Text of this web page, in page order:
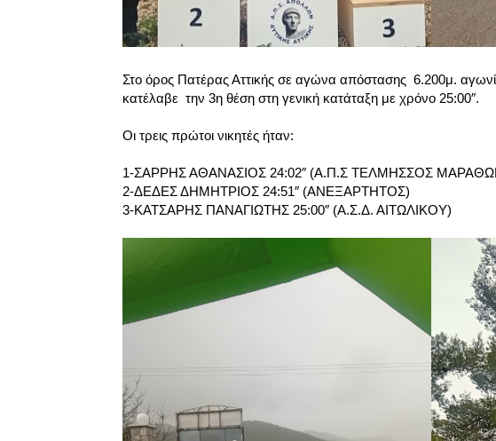
Στο όρος Πατέρας Αττικής σε αγώνα απόστασης 6.200μ.
κατέλαβε την 3η θέση στη γενική κατάταξη με χρόνο 25:00″.
Oι τρεις πρώτοι νικητές ήταν:
1-ΣΑΡΡΗΣ ΑΘΑΝΑΣΙΟΣ 24:02″ (Α.Π.Σ ΤΕΛΜΗΣΣΟΣ
2-ΔΕΔΕΣ ΔΗΜΗΤΡΙΟΣ 24:51″ (ΑΝΕΞΑΡΤΗΤΟΣ)
3-ΚΑΤΣΑΡΗΣ ΠΑΝΑΓΙΩΤΗΣ 25:00″ (Α.Σ.Δ. ΑΙΤΩΛΙΚΟΥ)